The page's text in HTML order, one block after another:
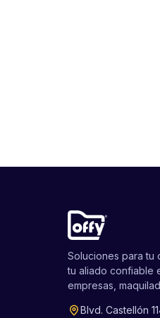
Soluciones para tu
tu aliado confiable
empresas,
Blvd. Castellón